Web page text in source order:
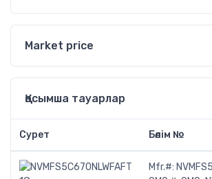
Market price
Қосымша тауарлар
Сурет Бөлім №
Mfr.#: